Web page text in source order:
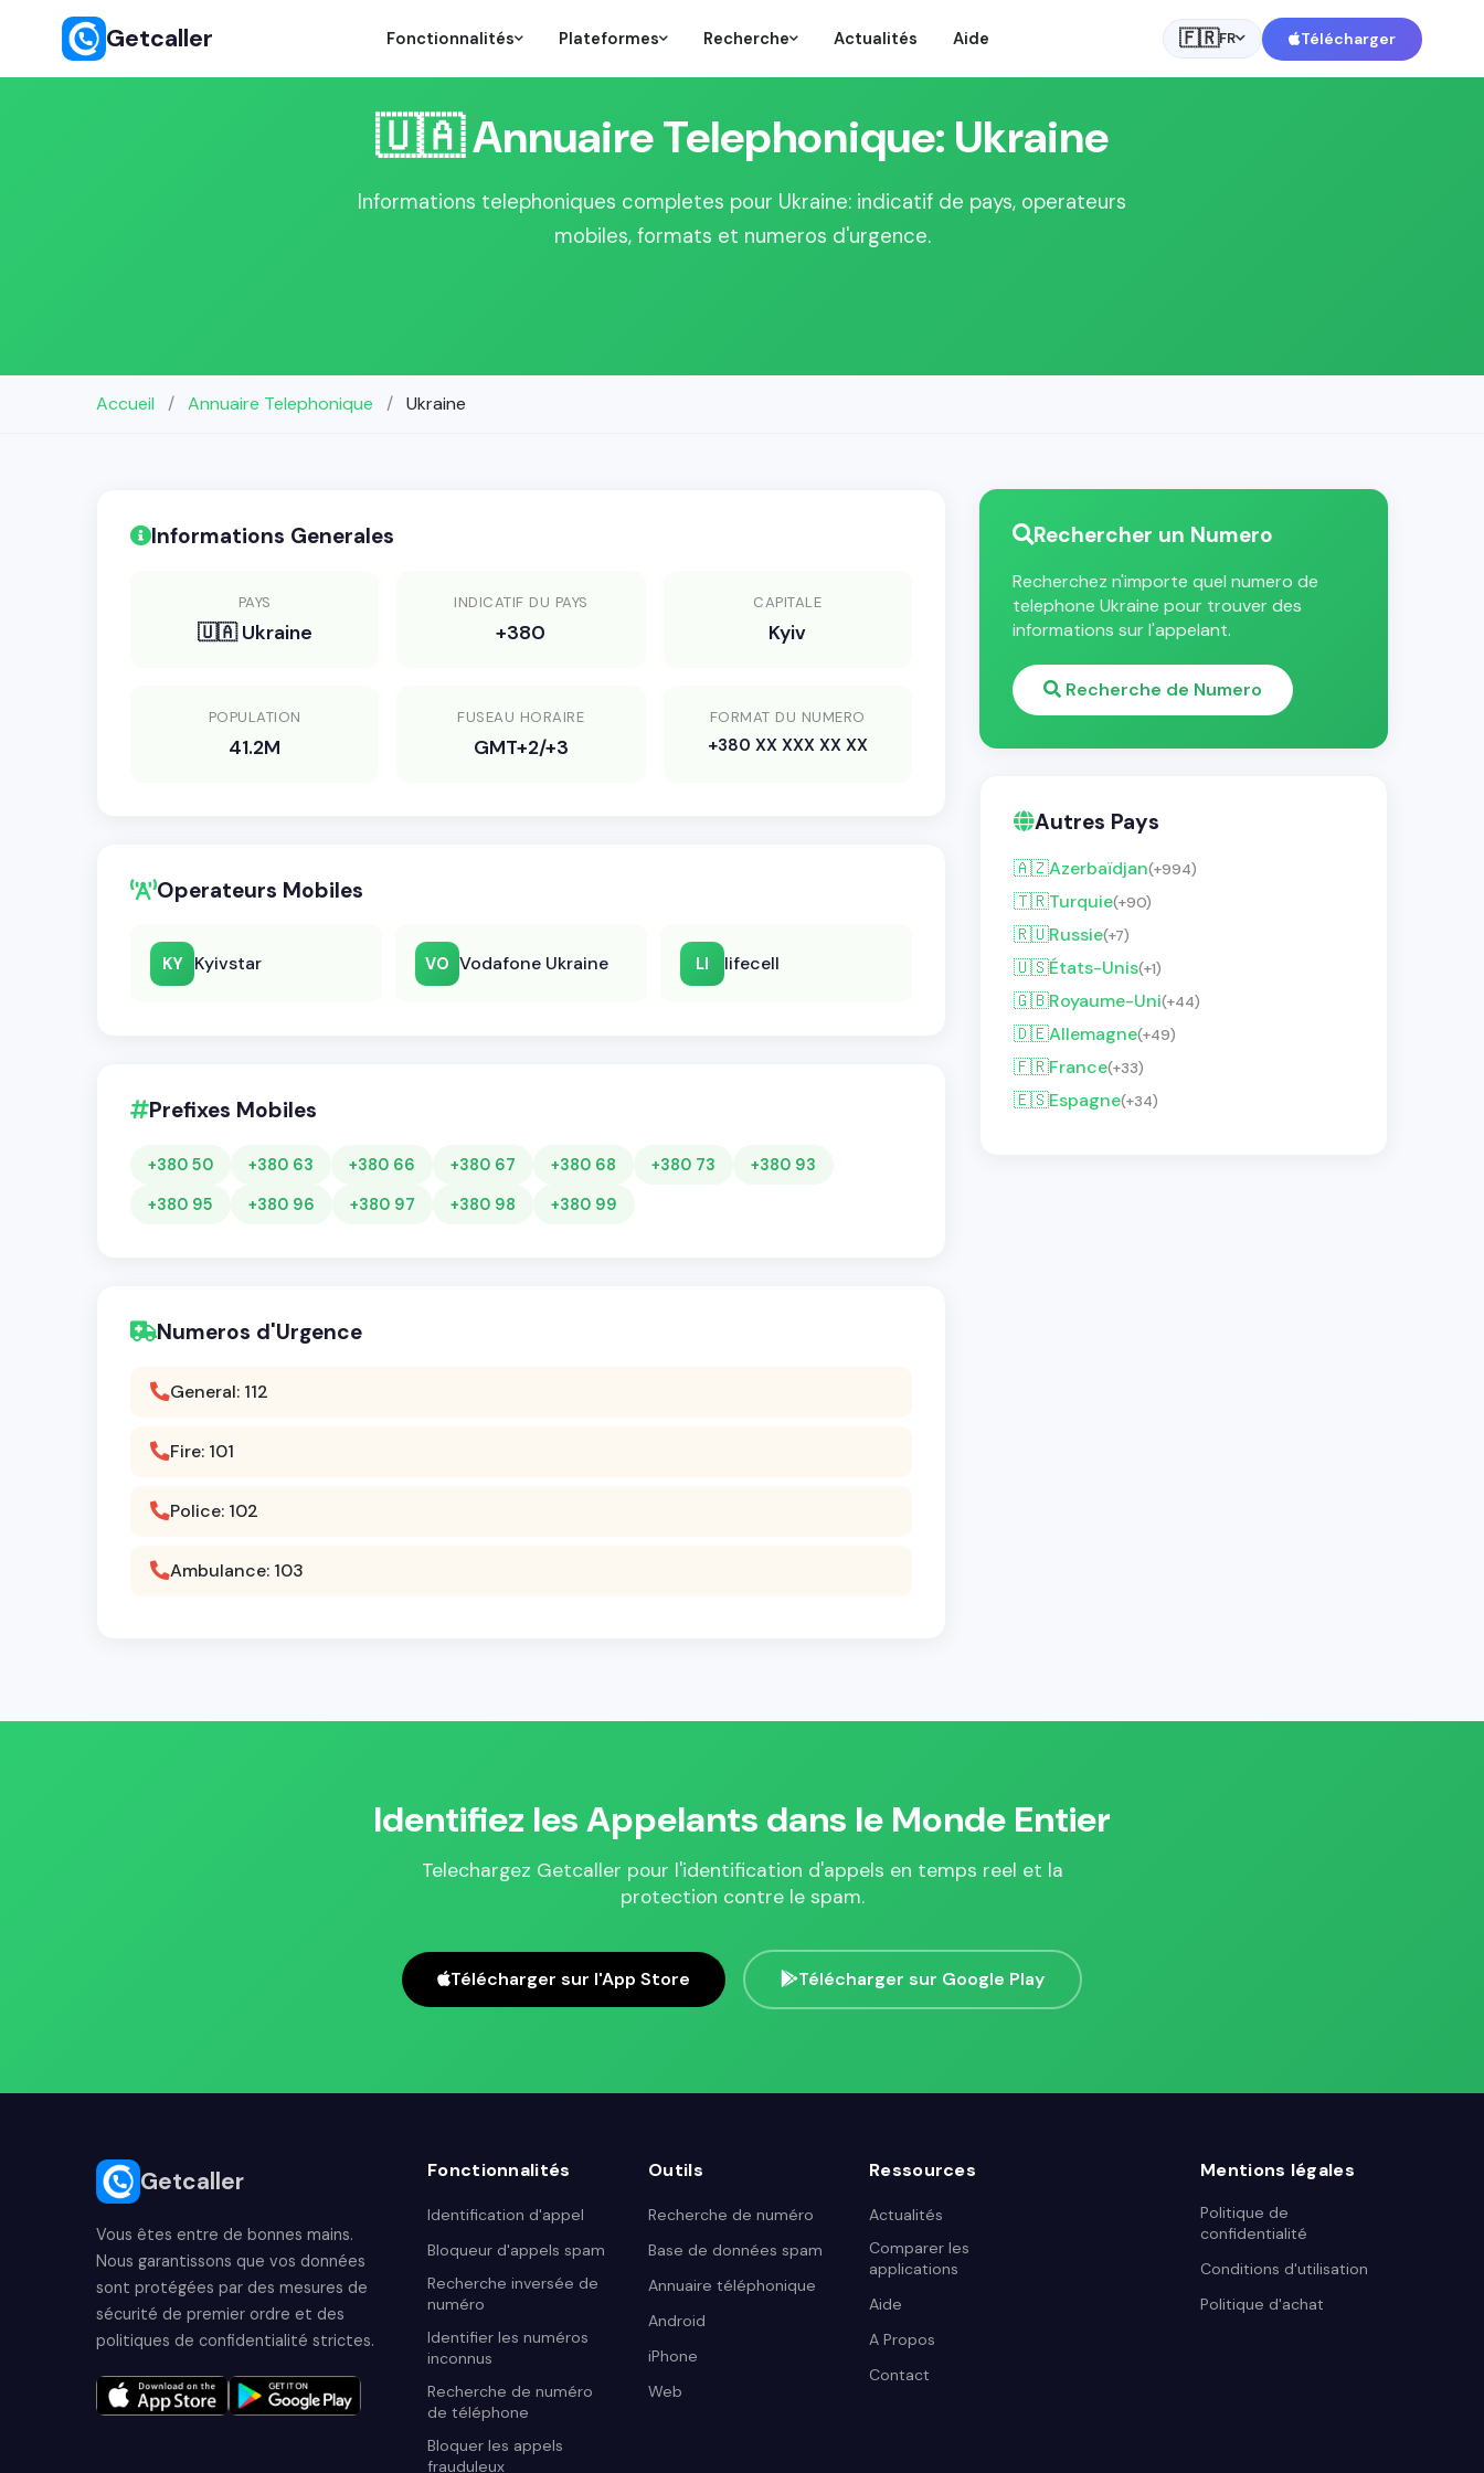
Getcaller Fonctionnalités Plateformes Recherche Actualités Aide 🇫🇷FR Télécharger
🇺🇦 Annuaire Telephonique: Ukraine
Informations telephoniques completes pour Ukraine: indicatif de pays, operateurs
mobiles, formats et numeros d'urgence.
Accueil / Annuaire Telephonique / Ukraine
Informations Generales
PAYS
🇺🇦 Ukraine
INDICATIF DU PAYS
+380
CAPITALE
Kyiv
POPULATION
41.2M
FUSEAU HORAIRE
GMT+2/+3
FORMAT DU NUMERO
+380 XX XXX XX XX
Operateurs Mobiles
KY Kyivstar VO Vodafone Ukraine LI lifecell
Prefixes Mobiles
+380 50 +380 63 +380 66 +380 67 +380 68 +380 73
+380 93
+380 95
+380 96 +380 97 +380 98 +380 99
Numeros d'Urgence
General: 112
Fire: 101
Police: 102
Ambulance: 103
Rechercher un Numero
Recherchez n'importe quel numero de
telephone Ukraine pour trouver des
informations sur l'appelant.
Recherche de Numero
Autres Pays
🇦🇿Azerbaïdjan(+994)
🇹🇷Turquie(+90)
🇷🇺Russie(+7)
🇺🇸États-Unis(+1)
🇬🇧Royaume-Uni(+44)
🇩🇪Allemagne(+49)
🇫🇷France(+33)
🇪🇸Espagne(+34)
Identifiez les Appelants dans le Monde Entier
Telechargez Getcaller pour l'identification d'appels en temps reel et la
protection contre le spam.
Télécharger sur l'App Store Télécharger sur Google Play
Getcaller
Vous êtes entre de bonnes mains.
Nous garantissons que vos données
sont protégées par des mesures de
sécurité de premier ordre et des
politiques de confidentialité strictes.
Fonctionnalités
Identification d'appel
Bloqueur d'appels spam
Recherche inversée de
numéro
Identifier les numéros
inconnus
Recherche de numéro
de téléphone
Bloquer les appels
frauduleux
Outils
Recherche de numéro
Base de données spam
Annuaire téléphonique
Android
iPhone
Web
Ressources
Actualités
Comparer les
applications
Aide
A Propos
Contact
Mentions légales
Politique de
confidentialité
Conditions d'utilisation
Politique d'achat